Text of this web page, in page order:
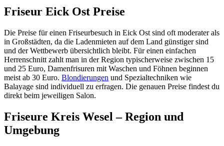
Friseur Eick Ost Preise
Die Preise für einen Friseurbesuch in Eick Ost sind oft moderater als
in Großstädten, da die Ladenmieten auf dem Land günstiger sind
und der Wettbewerb übersichtlich bleibt. Für einen einfachen
Herrenschnitt zahlt man in der Region typischerweise zwischen 15
und 25 Euro, Damenfrisuren mit Waschen und Föhnen beginnen
meist ab 30 Euro. Blondierungen und Spezialtechniken wie
Balayage sind individuell zu erfragen. Die genauen Preise findest du
direkt beim jeweiligen Salon.
Friseure Kreis Wesel – Region und
Umgebung